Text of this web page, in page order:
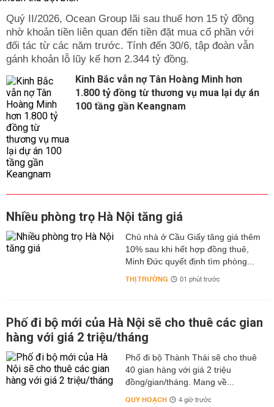
Quý II/2026, Ocean Group lãi sau thuế hơn 15 tỷ đồng
nhờ khoản tiền liên quan đến tiền đặt mua cổ phần với
đối tác từ các năm trước. Tính đến 30/6, tập đoàn vẫn
gánh khoản lỗ lũy kế hơn 2.344 tỷ đồng.
Kinh Bắc vẫn nợ Tân Hoàng Minh hơn
1.800 tỷ đồng từ thương vụ mua lại dự án
100 tầng gần Keangnam
Nhiều phòng trọ Hà Nội tăng giá
Chủ nhà ở Cầu Giấy tăng giá thêm
10% sau khi hết hợp đồng thuê,
Minh Đức quyết định tìm phòng...
THỊ TRƯỜNG 01 phút trước
Phố đi bộ mới của Hà Nội sẽ cho thuê các gian
hàng với giá 2 triệu/tháng
Phố đi bộ Thành Thái sẽ cho thuê
40 gian hàng với giá 2 triệu
đồng/gian/tháng. Mang về...
QUY HOẠCH 4 giờ trước